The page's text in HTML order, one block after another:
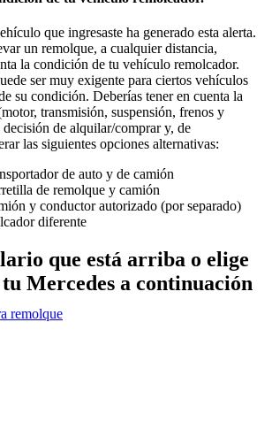
que ingresaste ha generado esta alerta.
un remolque, a cualquier distancia,
la condición de tu vehículo remolcador.
ser muy exigente para ciertos vehículos
su condición. Deberías tener en cuenta la
transmisión, suspensión, frenos y
decisión de alquilar/comprar y, de
las siguientes opciones alternativas:
de auto y de camión
de remolque y camión
y conductor autorizado (por separado)
diferente
que está arriba o elige
Mercedes a continuación
remolque